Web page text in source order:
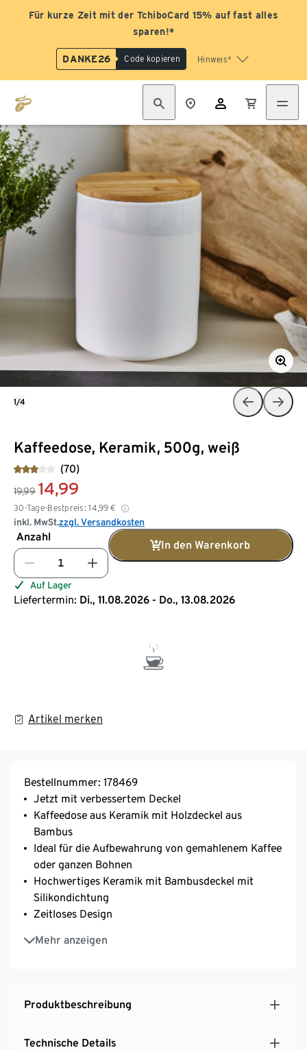
Für kurze Zeit mit der TchiboCard 15% auf fast alles
sparen!*
DANKE26 Code kopieren Hinweis*
Kaffeedose, Keramik, 500g, weiß
(70)
19,99 14,99
30-Tage-Bestpreis: 14,99 €
inkl. MwSt.zzgl. Versandkosten
Anzahl
In den Warenkorb
Auf Lager
Liefertermin: Di., 11.08.2026 - Do., 13.08.2026
Artikel merken
1/4
Bestellnummer: 178469
Jetzt mit verbessertem Deckel
Kaffeedose aus Keramik mit Holzdeckel aus
Bambus
Ideal für die Aufbewahrung von gemahlenem Kaffee
oder ganzen Bohnen
Hochwertiges Keramik mit Bambusdeckel mit
Silikondichtung
Zeitloses Design
Mehr anzeigen
Füllvolumen: ca. 500 g Kaffee
Produktbeschreibung
Technische Details